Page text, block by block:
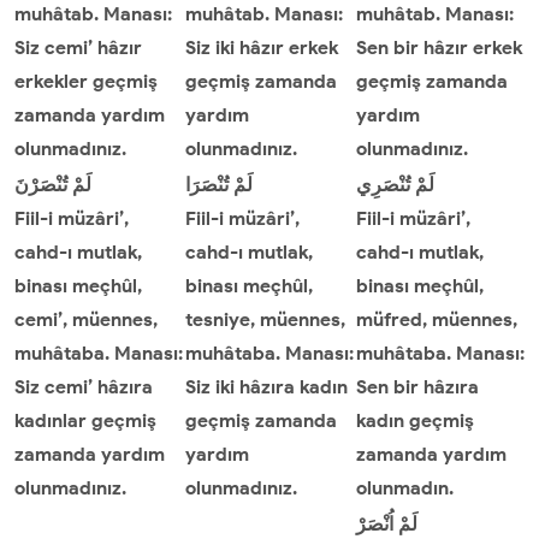
muhâtab. Manası:
Siz cemi’ hâzır
erkekler geçmiş
zamanda yardım
olunmadınız.
muhâtab. Manası:
Siz iki hâzır erkek
geçmiş zamanda
yardım
olunmadınız.
muhâtab. Manası:
Sen bir hâzır erkek
geçmiş zamanda
yardım
olunmadınız.
لَمْ تُنْصَرْنَ
Fiil-i müzâri’,
cahd-ı mutlak,
binası meçhûl,
cemi’, müennes,
muhâtaba. Manası:
Siz cemi’ hâzıra
kadınlar geçmiş
zamanda yardım
olunmadınız.
لَمْ تُنْصَرَا
Fiil-i müzâri’,
cahd-ı mutlak,
binası meçhûl,
tesniye, müennes,
muhâtaba. Manası:
Siz iki hâzıra kadın
geçmiş zamanda
yardım
olunmadınız.
لَمْ تُنْصَرِي
Fiil-i müzâri’,
cahd-ı mutlak,
binası meçhûl,
müfred, müennes,
muhâtaba. Manası:
Sen bir hâzıra
kadın geçmiş
zamanda yardım
olunmadın.
لَمْ اُنْصَرْ